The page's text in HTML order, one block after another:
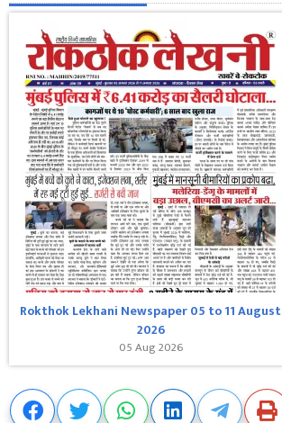
Rokthok Lekhani Newspaper 05 to 11 August
2026
05 Aug 2026